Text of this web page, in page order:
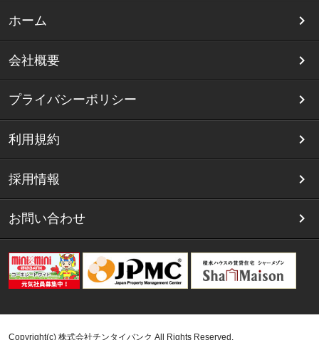
ホーム
会社概要
プライバシーポリシー
利用規約
採用情報
お問い合わせ
Copyright(c) 株式会社チンタイバンク All Rights Reserved.